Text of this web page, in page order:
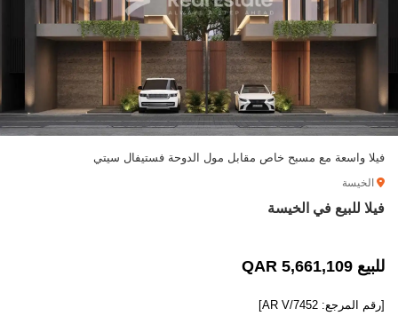
فيلا واسعة مع مسبح خاص مقابل مول الدوحة فستيفال سيتي
الخيسة
فيلا للبيع في الخيسة
للبيع 5,661,109 QAR
[رقم المرجع: AR V/7452]